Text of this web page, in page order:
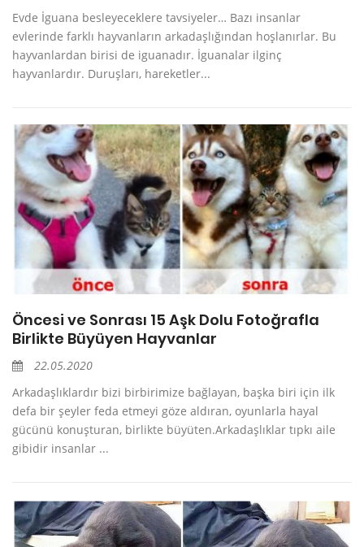
Evde İguana besleyeceklere tavsiyeler… Bazı insanlar
evlerinde farklı hayvanların arkadaşlığından hoşlanırlar. Bu
hayvanlardan birisi de iguanadır. İguanalar ilginç
hayvanlardır. Duruşları, hareketler...
Öncesi ve Sonrası 15 Aşk Dolu Fotoğrafla
Birlikte Büyüyen Hayvanlar
22.05.2020
Arkadaşlıklardır bizi birbirimize bağlayan, başka biri için ilk
defa bir şeyler feda etmeyi göze aldıran, oyunlarla hayal
gücünü konuşturan, birlikte büyüten.Arkadaşlıklar tıpkı aile
gibidir insanlar ...